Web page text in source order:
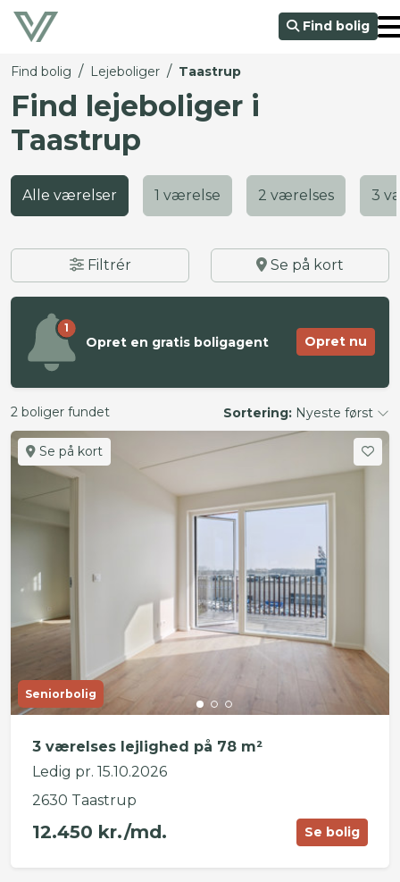
Find bolig
Find bolig / Lejeboliger / Taastrup
Find lejeboliger i
Taastrup
Alle værelser 1 værelse 2 værelses 3
Filtrér Se på kort
1
Opret en gratis boligagent Opret nu
2 boliger fundet Sortering: Nyeste først
Se på kort
Seniorbolig
3 værelses lejlighed på 78 m²
Ledig pr. 15.10.2026
2630 Taastrup
12.450 kr./md. Se bolig